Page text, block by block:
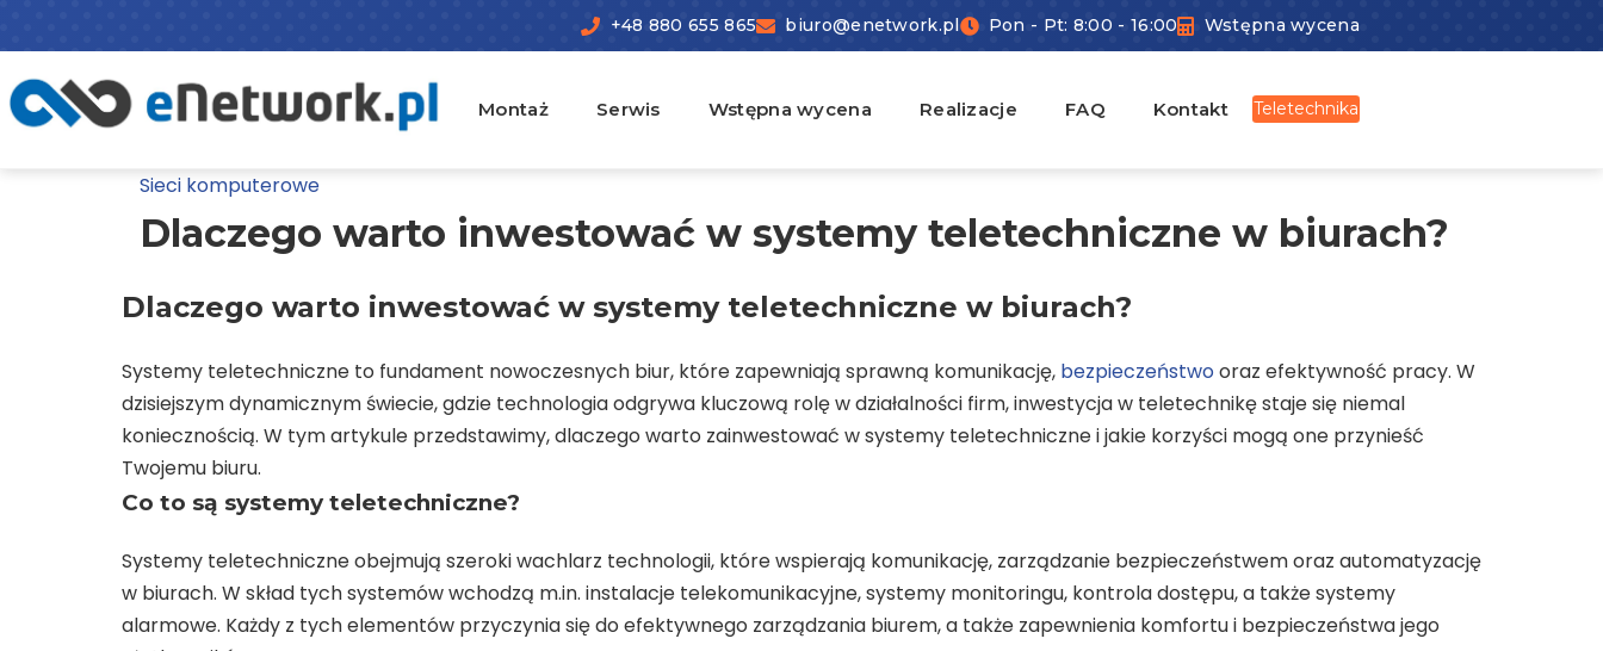
to
content
+48 880 655 865 biuro@enetwork.pl Pon - Pt: 8:00 - 16:00 Wstępna wycena
Montaż Serwis Wstępna wycena Realizacje FAQ Kontakt Teletechnika
Sieci komputerowe
Dlaczego warto inwestować w systemy teletechniczne w biurach?
Dlaczego warto inwestować w systemy teletechniczne w biurach?
Systemy teletechniczne to fundament nowoczesnych biur, które zapewniają sprawną komunikację, bezpieczeństwooraz efektywność pracy. W
dzisiejszym dynamicznym świecie, gdzie technologia odgrywa kluczową rolę w działalności firm, inwestycja w teletechnikę staje się niemal
koniecznością. W tym artykule przedstawimy, dlaczego warto zainwestować w systemy teletechniczne i jakie korzyści mogą one przynieść
Twojemu biuru.
Co to są systemy teletechniczne?
Systemy teletechniczne obejmują szeroki wachlarz technologii, które wspierają komunikację, zarządzanie bezpieczeństwem oraz automatyzację
w biurach. W skład tych systemów wchodzą m.in. instalacje telekomunikacyjne, systemy monitoringu, kontrola dostępu, a także systemy
alarmowe. Każdy z tych elementów przyczynia się do efektywnego zarządzania biurem, a także zapewnienia komfortu i bezpieczeństwa jego